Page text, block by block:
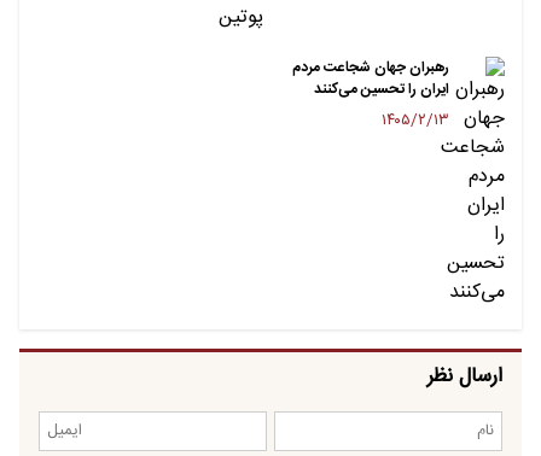
رهبران جهان شجاعت مردم
ایران را تحسین می‌کنند
۱۴۰۵/۲/۱۳
ارسال نظر